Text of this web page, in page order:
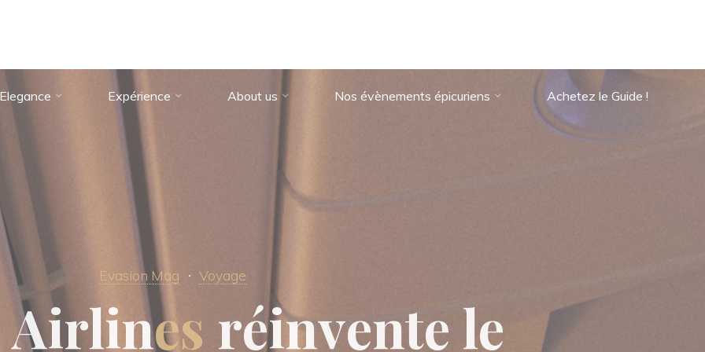
Elegance Expérience About us Nos évènements épicuriens Achetez le Guide !
Evasion Mag Voyage
Airlines réinvente le